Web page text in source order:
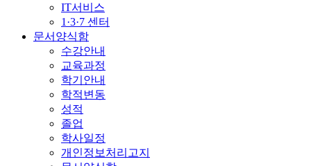
IT서비스
1·3·7 센터
문서양식함
수강안내
교육과정
학기안내
학적변동
성적
졸업
학사일정
개인정보처리고지